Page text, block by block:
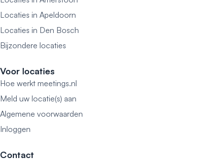
Locaties in Apeldoorn
Locaties in Den Bosch
Bijzondere locaties
Voor locaties
Hoe werkt meetings.nl
Meld uw locatie(s) aan
Algemene voorwaarden
Inloggen
Contact